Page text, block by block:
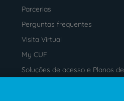
Parcerias
Perguntas frequentes
Visita Virtual
My CUF
Soluções de acesso e Planos de
saúde